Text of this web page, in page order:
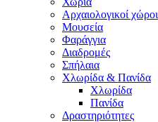
Αρχαιολογικοί χώροι
Μουσεία
Φαράγγια
Διαδρομές
Σπήλαια
Χλωρίδα & Πανίδα
Χλωρίδα
Πανίδα
Δραστηριότητες